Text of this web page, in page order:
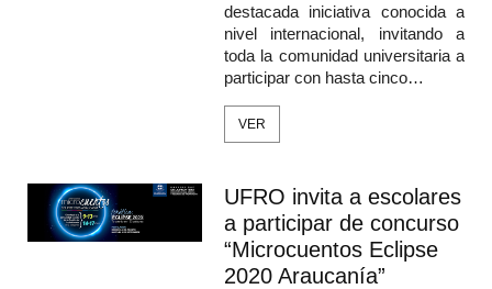
destacada iniciativa conocida a
nivel internacional, invitando a
toda la comunidad universitaria a
participar con hasta cinco…
VER
UFRO invita a escolares
a participar de concurso
“Microcuentos Eclipse
2020 Araucanía”